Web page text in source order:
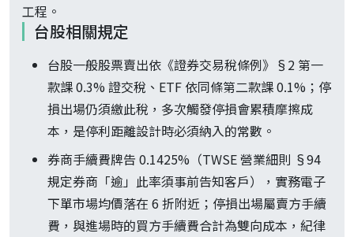
工程。
台股相關規定
台股一般股票賣出依《證券交易稅條例》§2 第一
款課 0.3% 證交稅、ETF 依同條第二款課 0.1%；停
損出場仍須繳此稅，多次觸發停損會累積摩擦成
本，是停利距離設計時必須納入的常數。
券商手續費牌告 0.1425%（TWSE 營業細則 §94
規定券商「逾」此率須事前告知客戶），實務電子
下單市場均價落在 6 折附近；停損出場屬賣方手續
費，與進場時的買方手續費合計為雙向成本，紀律